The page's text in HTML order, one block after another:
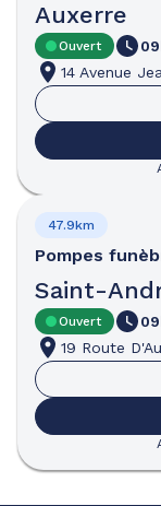
Auxerre
Ouvert
14 Avenue
Pompes
Saint-
47.9km
Ouvert
19 Route